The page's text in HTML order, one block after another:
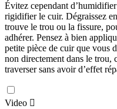
Évitez cependant
rigidifier le cuir. Dégraissez
trouve le trou ou la fissure,
adhérer. Pensez à bien
petite pièce de cuir que vous
non directement dans le trou,
traverser sans avoir d’effet
Video 